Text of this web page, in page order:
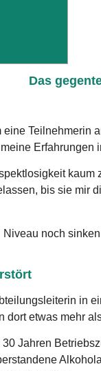
Das
Teilnehmerin
Erfahrungen
kaum
bis sie mir
noch
in
dort etwas mehr
Jahren